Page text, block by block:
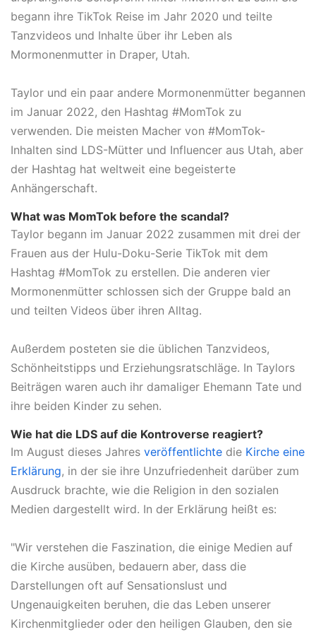
begann ihre TikTok Reise im Jahr 2020 und teilte
Tanzvideos und Inhalte über ihr Leben als
Mormonenmutter in Draper, Utah.
Taylor und ein paar andere Mormonenmütter begannen
im Januar 2022, den Hashtag #MomTok zu
verwenden. Die meisten Macher von #MomTok-
Inhalten sind LDS-Mütter und Influencer aus Utah, aber
der Hashtag hat weltweit eine begeisterte
Anhängerschaft.
What was MomTok before the scandal?
Taylor begann im Januar 2022 zusammen mit drei der
Frauen aus der Hulu-Doku-Serie TikTok mit dem
Hashtag #MomTok zu erstellen. Die anderen vier
Mormonenmütter schlossen sich der Gruppe bald an
und teilten Videos über ihren Alltag.
Außerdem posteten sie die üblichen Tanzvideos,
Schönheitstipps und Erziehungsratschläge. In Taylors
Beiträgen waren auch ihr damaliger Ehemann Tate und
ihre beiden Kinder zu sehen.
Wie hat die LDS auf die Kontroverse reagiert?
Im August dieses Jahres veröffentlichte die Kirche eine
Erklärung, in der sie ihre Unzufriedenheit darüber zum
Ausdruck brachte, wie die Religion in den sozialen
Medien dargestellt wird. In der Erklärung heißt es:
"Wir verstehen die Faszination, die einige Medien auf
die Kirche ausüben, bedauern aber, dass die
Darstellungen oft auf Sensationslust und
Ungenauigkeiten beruhen, die das Leben unserer
Kirchenmitglieder oder den heiligen Glauben, den sie